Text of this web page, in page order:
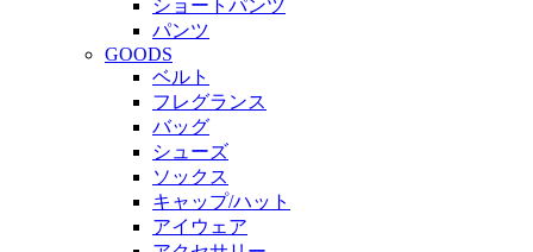
ショートパンツ
パンツ
GOODS
ベルト
フレグランス
バッグ
シューズ
ソックス
キャップ/ハット
アイウェア